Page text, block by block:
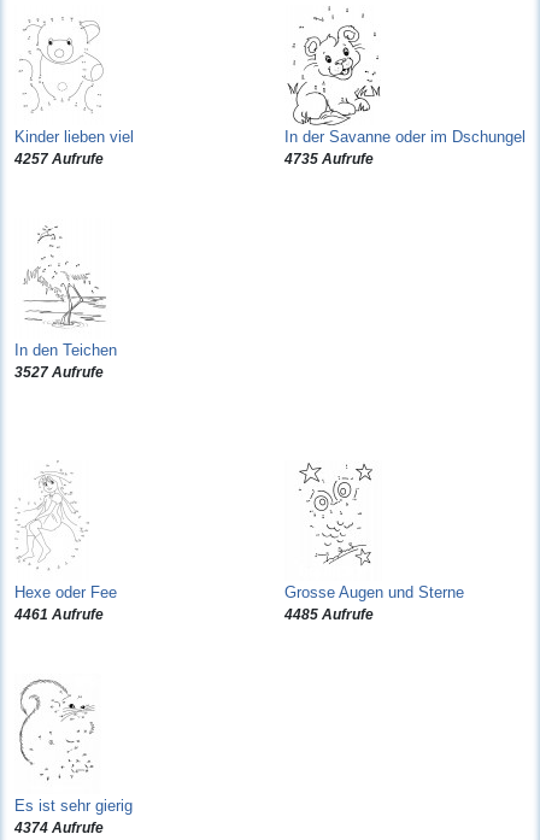
Kinder lieben viel
4257 Aufrufe
In der Savanne oder im Dschungel
4735 Aufrufe
In den Teichen
3527 Aufrufe
Hexe oder Fee
4461 Aufrufe
Grosse Augen und Sterne
4485 Aufrufe
Es ist sehr gierig
4374 Aufrufe